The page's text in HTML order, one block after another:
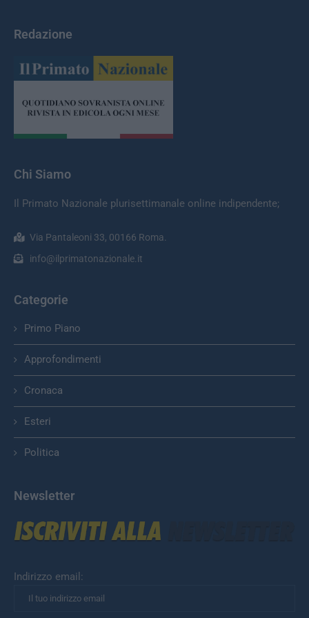
Redazione
Chi Siamo
Il Primato Nazionale plurisettimanale online indipendente;
Via Pantaleoni 33, 00166 Roma.
info@ilprimatonazionale.it
Categorie
Primo Piano
Approfondimenti
Cronaca
Esteri
Politica
Newsletter
Indirizzo email: